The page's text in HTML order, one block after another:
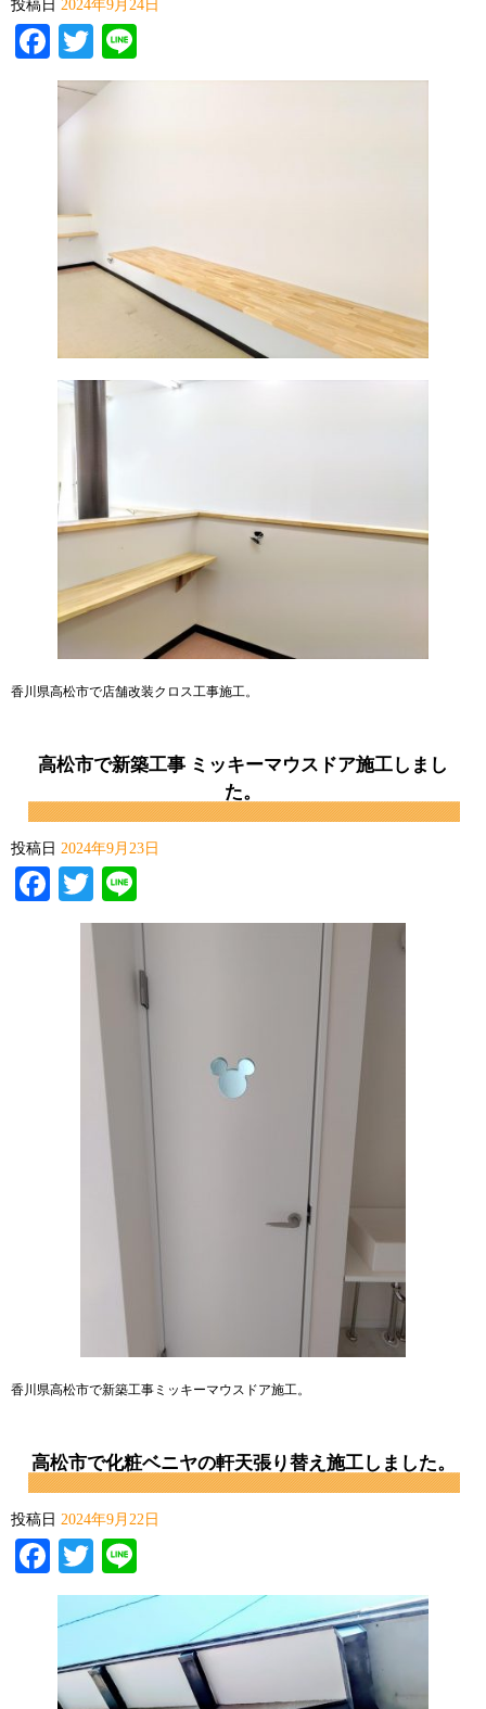
投稿日 2024年9月24日
Facebook
Twitter
香川県高松市で店舗改装クロス工事施工。
高松市で新築工事 ミッキーマウスドア施工しまし
た。
投稿日 2024年9月23日
Facebook
Twitter
香川県高松市で新築工事ミッキーマウスドア施工。
高松市で化粧ベニヤの軒天張り替え施工しました。
投稿日 2024年9月22日
Facebook
Twitter